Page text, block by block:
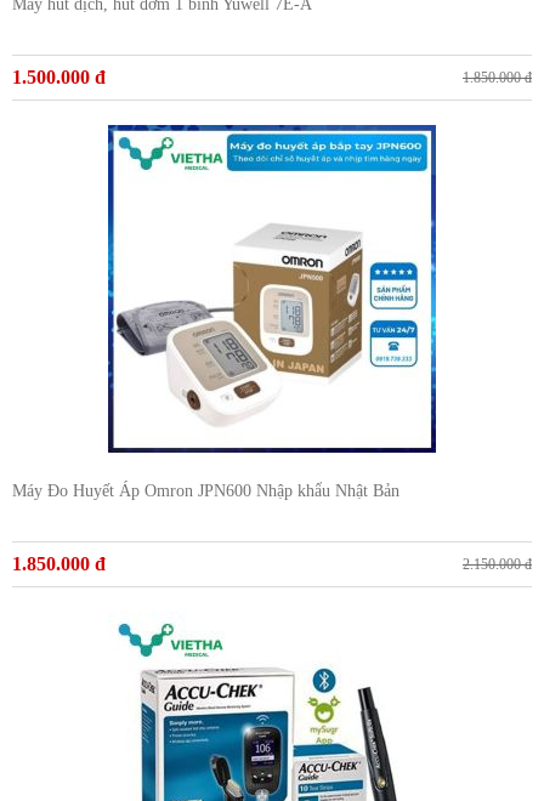
Máy hút dịch, hút đờm 1 bình Yuwell 7E-A
1.500.000 đ 1.850.000 đ
Máy Đo Huyết Áp Omron JPN600 Nhập khẩu Nhật Bản
1.850.000 đ 2.150.000 đ